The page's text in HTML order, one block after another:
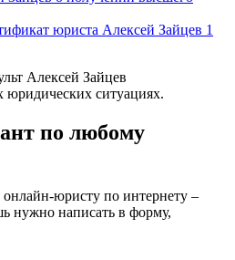
Алексей Зайцев
юридических ситуациях.
по любому
онлайн-юристу по интернету –
нужно написать в форму,